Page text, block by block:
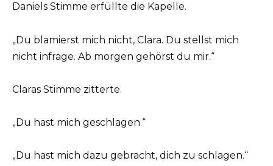
Daniels Stimme erfüllte die Kapelle.
„Du blamierst mich nicht, Clara. Du stellst mich
nicht infrage. Ab morgen gehörst du mir.“
Claras Stimme zitterte.
„Du hast mich geschlagen.“
„Du hast mich dazu gebracht, dich zu schlagen.“